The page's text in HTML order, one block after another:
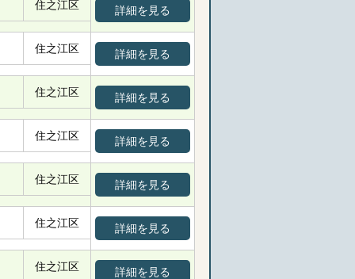
住之江区 詳細を見る
住之江区 詳細を見る
住之江区 詳細を見る
住之江区 詳細を見る
住之江区 詳細を見る
住之江区 詳細を見る
住之江区 詳細を見る